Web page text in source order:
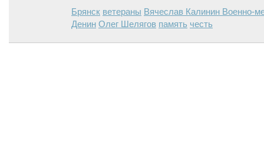
Брянск ветераны Вячеслав Калинин Военно-
Денин Олег Шелягов память честь